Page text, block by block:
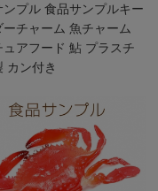
ンプル 食品サンプルキー
ーチャーム 魚チャーム
ュアフード 鮎 プラスチ
カン付き